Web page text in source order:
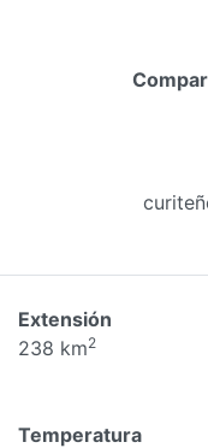
Extensión
238 km2
Temperatura